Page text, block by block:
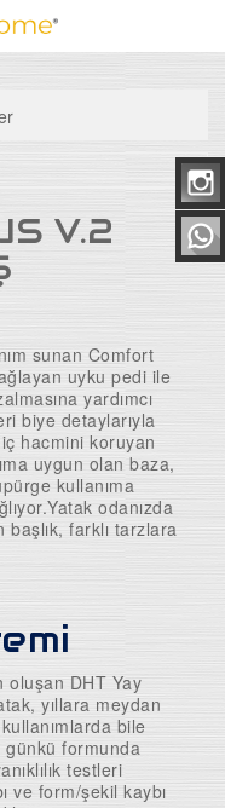
V.2
sunan Comfort
uyku pedi ile
yardımcı
biye detaylarıyla
hacmini koruyan
uygun olan baza,
kullanıma
odanızda
farklı tarzlara
oluşan DHT Yay
yıllara meydan
bile
günkü formunda
testleri
ve form/şekil kaybı